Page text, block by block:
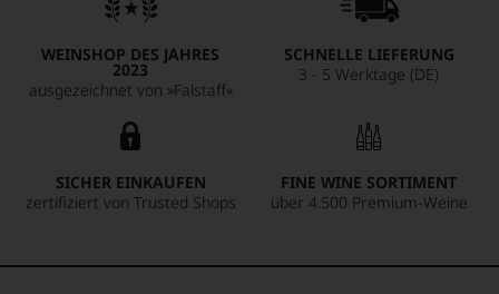
WEINSHOP DES JAHRES
2023
ausgezeichnet von »Falstaff«
SCHNELLE LIEFERUNG
3 - 5 Werktage (DE)
SICHER EINKAUFEN
zertifiziert von Trusted Shops
FINE WINE SORTIMENT
über 4.500 Premium-Weine